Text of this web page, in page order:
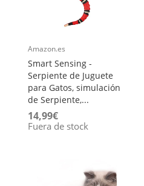
Amazon.es
Smart Sensing -
Serpiente de Juguete
para Gatos, simulación
de Serpiente,...
14,99€
Fuera de stock